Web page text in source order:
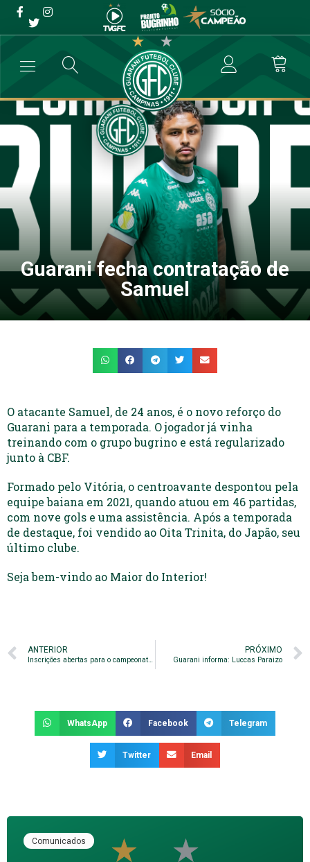
Guarani fecha contratação
de Samuel
→ → Guarani fecha contratação de Samuel
Guarani fecha contratação de
Samuel
O atacante Samuel, de 24 anos, é o novo reforço do
Guarani para a temporada. O jogador já vinha
treinando com o grupo bugrino e está regularizado
junto à CBF.
Formado pelo Vitória, o centroavante despontou pela
equipe baiana em 2021, quando atuou em 46 partidas,
com nove gols e uma assistência. Após a temporada
de destaque, foi vendido ao Oita Trinita, do Japão, seu
último clube.
Seja bem-vindo ao Maior do Interior!
ANTERIOR
Inscrições abertas para o campeonato interno de futsal
PRÓXIMO
Guarani informa: Luccas Paraizo
WhatsApp Facebook Telegram
Twitter Email
Comunicados